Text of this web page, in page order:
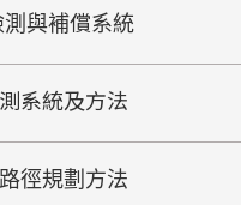
測與補償系統
系統及方法
徑規劃方法